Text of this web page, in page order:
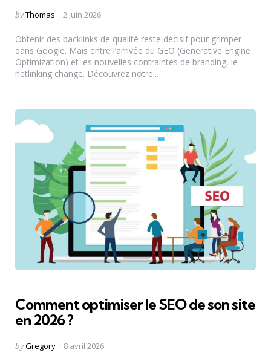
Posted
byThomas 2 juin 2026
Obtenir des backlinks de qualité reste décisif pour grimper
dans Google. Mais entre l’arrivée du GEO (Generative Engine
Optimization) et les nouvelles contraintes de branding, le
netlinking change. Découvrez notre...
Comment optimiser le SEO de son site
en 2026 ?
Posted
byGregory 8 avril 2026